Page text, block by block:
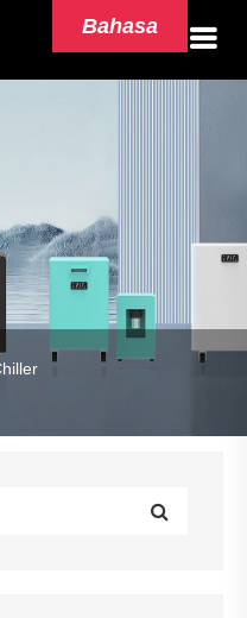
Bahasa